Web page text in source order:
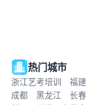
热门城市
浙江艺考培训 福建
成都
黑龙江 长春